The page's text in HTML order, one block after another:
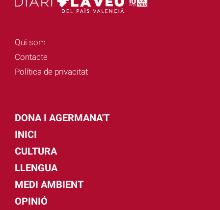
Qui som
Contacte
Política de privacitat
DONA I AGERMANA'T
INICI
CULTURA
LLENGUA
MEDI AMBIENT
OPINIÓ